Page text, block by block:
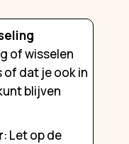
of wisselen
dat je ook in
blijven
: Let op de